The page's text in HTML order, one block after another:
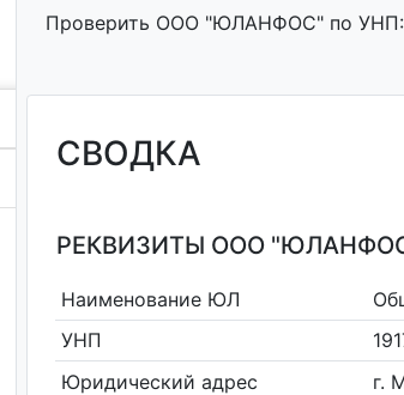
Проверить ООО "ЮЛАНФОС" по УНП:
СВОДКА
РЕКВИЗИТЫ ООО
Наименование ЮЛ
УНП
Юридический адрес
г.